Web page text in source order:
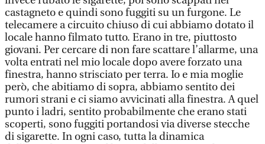
castagneto e quindi sono fuggiti su un furgone. Le
telecamere a circuito chiuso di cui abbiamo dotato il
locale hanno filmato tutto. Erano in tre, piuttosto
giovani. Per cercare di non fare scattare l’allarme, una
volta entrati nel mio locale dopo avere forzato una
finestra, hanno strisciato per terra. Io e mia moglie
però, che abitiamo di sopra, abbiamo sentito dei
rumori strani e ci siamo avvicinati alla finestra. A quel
punto i ladri, sentito probabilmente che erano stati
scoperti, sono fuggiti portandosi via diverse stecche
di sigarette. In ogni caso, tutta la dinamica